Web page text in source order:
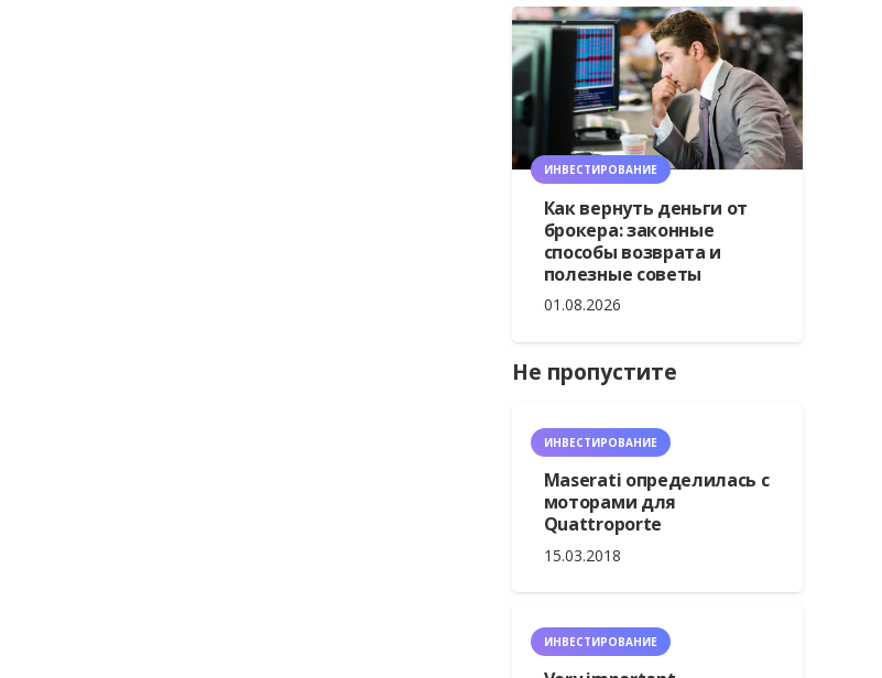
ИНВЕСТИРОВАНИЕ
Как вернуть деньги от
брокера: законные
способы возврата и
полезные советы
01.08.2026
Не пропустите
ИНВЕСТИРОВАНИЕ
Maserati определилась с
моторами для
Quattroporte
15.03.2018
ИНВЕСТИРОВАНИЕ